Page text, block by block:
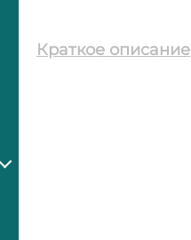
Краткое описание